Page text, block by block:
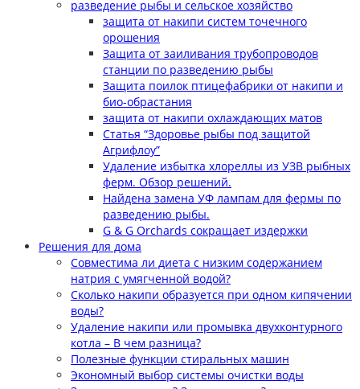
разведение рыбы и сельское хозяйство
защита от накипи систем точечного
орошения
Защита от заиливания трубопроводов
станции по разведению рыбы
Защита поилок птицефабрики от накипи и
био-обрастания
защита от накипи охлаждающих матов
Статья “Здоровье рыбы под защитой
Агрифлоу”
Удаление избытка хлореллы из УЗВ рыбных
ферм. Обзор решений.
Найдена замена УФ лампам для фермы по
разведению рыбы.
G & G Orchards сокращает издержки
Решения для дома
Совместима ли диета с низким содержанием
натрия с умягченной водой?
Сколько накипи образуется при одном кипячении
воды?
Удаление накипи или промывка двухконтурного
котла – В чем разница?
Полезные функции стиральных машин
Экономный выбор системы очистки воды